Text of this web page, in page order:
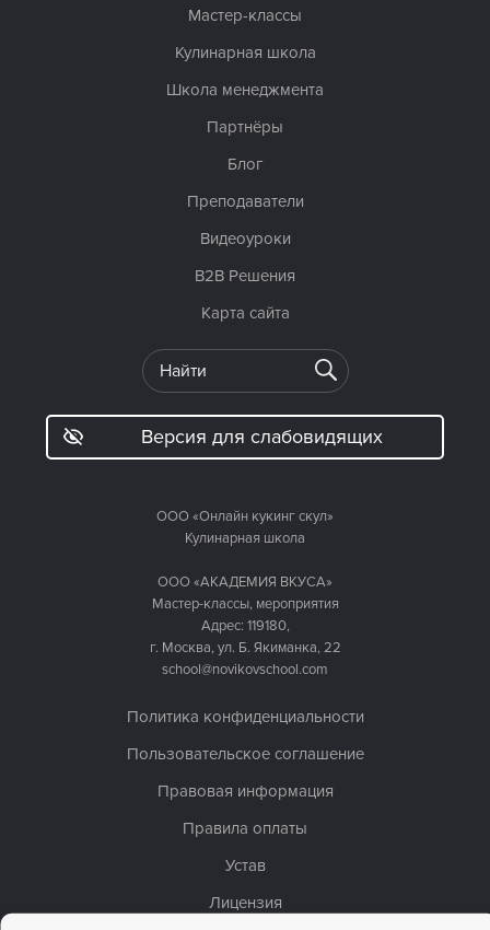
ООО «Онлайн кукинг скул»
Кулинарная школа
ООО «АКАДЕМИЯ ВКУСА»
Мастер-классы, мероприятия
Адрес: 119180,
г. Москва, ул. Б. Якиманка, 22
school@novikovschool.com
Политика конфиденциальности
Пользовательское соглашение
Правовая информация
Правила оплаты
Устав
Лицензия
Мастер-классы
Кулинарная школа
Школа менеджмента
Партнёры
Блог
Преподаватели
Видеоуроки
B2B Решения
Карта сайта
Версия для слабовидящих